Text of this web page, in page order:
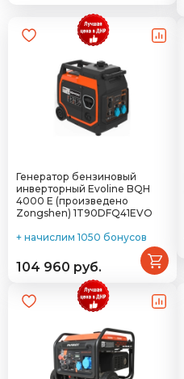
Генератор бензиновый
инверторный Evoline BQH
4000 E (произведено
Zongshen) 1T90DFQ41EVO
+ начислим 1050 бонусов
104 960 руб.